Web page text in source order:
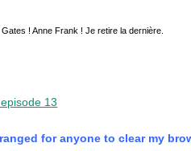
! Anne Frank ! Je retire la dernière.
for anyone to clear my